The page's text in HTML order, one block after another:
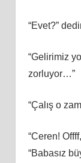
“Evet?”
“Gelirimiz
zorluyor…”
“Çalış o
“Ceren!
“Babasız